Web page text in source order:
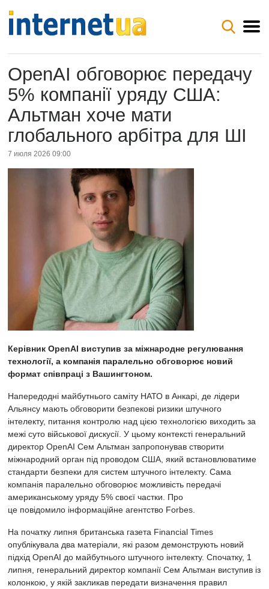
OpenAI обговорює передачу
5% компанії уряду США:
Альтман хоче мати
глобального арбітра для ШІ
7 июля 2026 09:00
Керівник OpenAI виступив за міжнародне регулювання
технології, а компанія паралельно обговорює новий
формат співпраці з Вашингтоном.
Напередодні майбутнього саміту НАТО в Анкарі, де лідери
Альянсу мають обговорити безпекові ризики штучного
інтелекту, питання контролю над цією технологією виходить за
межі суто військової дискусії. У цьому контексті генеральний
директор OpenAI Сем Альтман запропонував створити
міжнародний орган під проводом США, який встановлюватиме
стандарти безпеки для систем штучного інтелекту. Сама
компанія паралельно обговорює можливість передачі
американському уряду 5% своєї частки. Про
це повідомило інформаційне агентство Forbes.
На початку липня британська газета Financial Times
опублікувала два матеріали, які разом демонструють новий
підхід OpenAI до майбутнього штучного інтелекту. Спочатку, 1
липня, генеральний директор компанії Сем Альтман виступив із
колонкою, у якій закликав передати визначення правил